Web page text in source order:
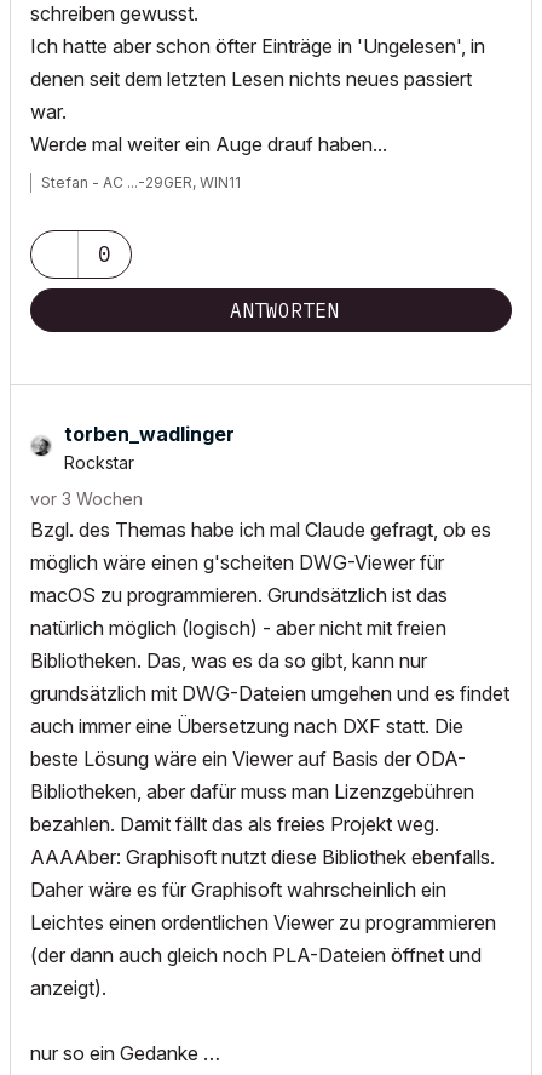
schreiben gewusst.
Ich hatte aber schon öfter Einträge in 'Ungelesen', in
denen seit dem letzten Lesen nichts neues passiert
war.
Werde mal weiter ein Auge drauf haben...
Stefan - AC ...-29GER, WIN11
0
ANTWORTEN
torben_wadlinger
Rockstar
vor 3 Wochen
Bzgl. des Themas habe ich mal Claude gefragt, ob es
möglich wäre einen g'scheiten DWG-Viewer für
macOS zu programmieren. Grundsätzlich ist das
natürlich möglich (logisch) - aber nicht mit freien
Bibliotheken. Das, was es da so gibt, kann nur
grundsätzlich mit DWG-Dateien umgehen und es findet
auch immer eine Übersetzung nach DXF statt. Die
beste Lösung wäre ein Viewer auf Basis der ODA-
Bibliotheken, aber dafür muss man Lizenzgebühren
bezahlen. Damit fällt das als freies Projekt weg.
AAAAber: Graphisoft nutzt diese Bibliothek ebenfalls.
Daher wäre es für Graphisoft wahrscheinlich ein
Leichtes einen ordentlichen Viewer zu programmieren
(der dann auch gleich noch PLA-Dateien öffnet und
anzeigt).
nur so ein Gedanke …